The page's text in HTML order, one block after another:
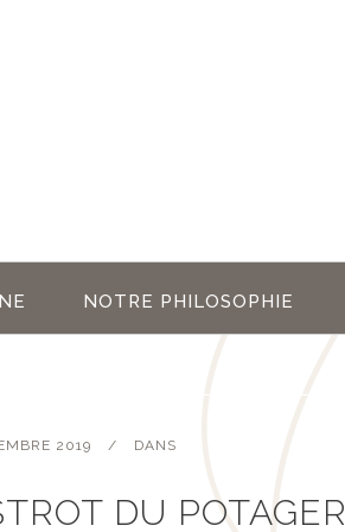
NOTRE PHILOSOPHIE
2019 DANS
DU POTAGER